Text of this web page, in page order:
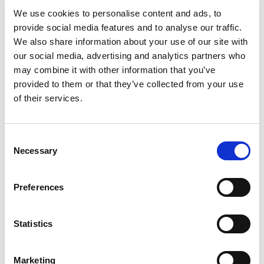
We use cookies to personalise content and ads, to
provide social media features and to analyse our traffic.
We also share information about your use of our site with
our social media, advertising and analytics partners who
may combine it with other information that you’ve
provided to them or that they’ve collected from your use
of their services.
Selection
Necessary
Preferences
Statistics
Marketing